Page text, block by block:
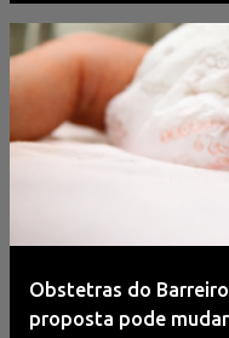
Obstetras do
proposta pode